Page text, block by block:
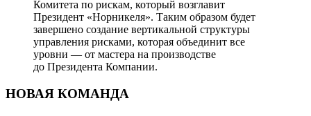
Комитета по рискам, который возглавит
Президент «Норникеля». Таким образом будет
завершено создание вертикальной структуры
управления рисками, которая объединит все
уровни — от мастера на производстве
до Президента Компании.
НОВАЯ КОМАНДА